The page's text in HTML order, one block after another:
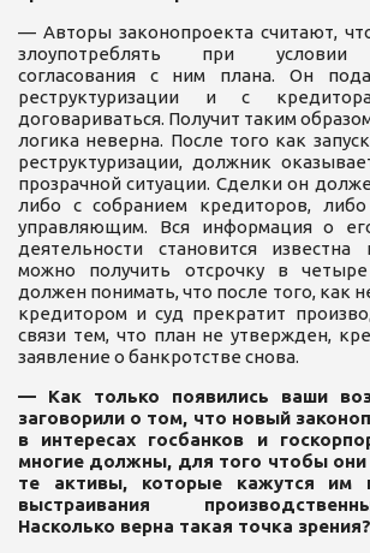
— Авторы законопроекта считают,
злоупотреблять при условии
согласования с ним плана. Он
реструктуризации и с
договариваться. Получит таким
логика неверна. После того как
реструктуризации, должник
прозрачной ситуации. Сделки он
либо с собранием кредиторов,
управляющим. Вся информация о
деятельности становится
можно получить отсрочку в
должен понимать, что после того, как
кредитором и суд прекратит
связи тем, что план не утвержден,
заявление о банкротстве снова.
— Как только появились ваши
заговорили о том, что новый
в интересах госбанков и
многие должны, для того чтобы они
те активы, которые кажутся им
выстраивания
Насколько верна такая точка зрения?